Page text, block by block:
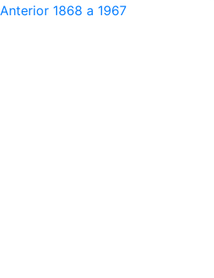
Anterior 1868 a 1967